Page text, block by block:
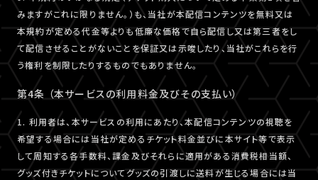
みますがこれに限りません。）も、当社が本配信コンテンツを無料又は
本規約が定める代金等よりも低廉な価格で自ら配信し又は第三者をし
て配信させることがないことを保証又は示唆したり、当社がこれらを行
う権利を制限したりするものでもありません。
第4条 （本サービスの利用料金及びその支払い）
1. 利用者は、本サービスの利用にあたり、本配信コンテンツの視聴を
希望する場合には当社が定めるチケット料金並びに本サイト等で表示
して周知する各手数料、課金及びそれらに適用がある消費税相当額、
グッズ付きチケットについてグッズの引渡しに送料が生じる場合には当